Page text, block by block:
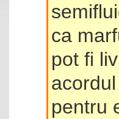
ca
pot fi
pentru